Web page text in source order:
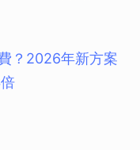
？2026年新方案